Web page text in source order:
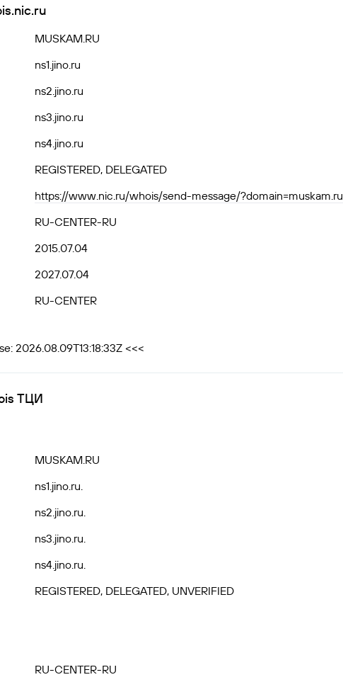
MUSKAM.RU
ns1.jino.ru
ns2.jino.ru
ns3.jino.ru
ns4.jino.ru
REGISTERED, DELEGATED
https://www.nic.ru/whois/send-message/?domain=muskam.ru
RU-CENTER-RU
2015.07.04
2027.07.04
RU-CENTER
2026.08.09T13:18:33Z <<<
ТЦИ
MUSKAM.RU
ns1.jino.ru.
ns2.jino.ru.
ns3.jino.ru.
ns4.jino.ru.
REGISTERED, DELEGATED, UNVERIFIED
RU-CENTER-RU